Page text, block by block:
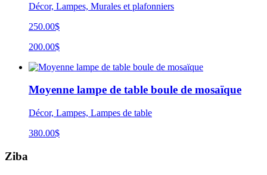
Décor, Lampes, Murales et plafonniers
250.00$
200.00$
Moyenne lampe de table boule de mosaïque
Décor, Lampes, Lampes de table
380.00$
Ziba